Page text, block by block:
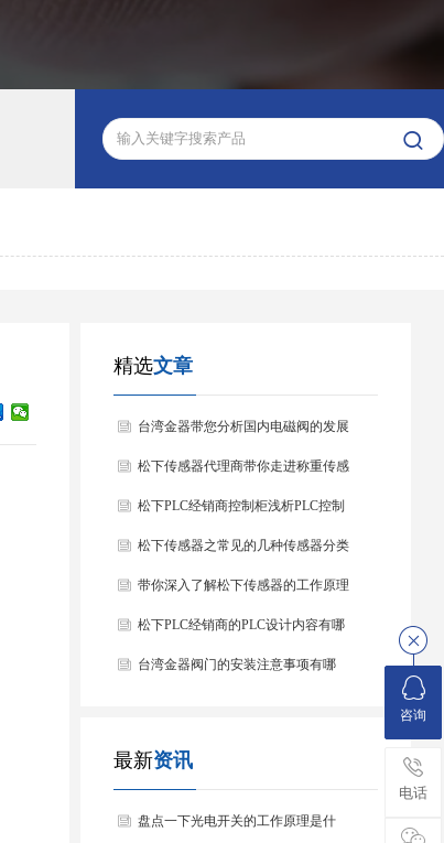

精选文章
台湾金器带您分析国内电磁阀的发展
情况
松下传感器代理商带你走进称重传感
器
松下PLC经销商控制柜浅析PLC控制
器的基本结构
松下传感器之常见的几种传感器分类
以及他们的特点
带你深入了解松下传感器的工作原理
以及分类
松下PLC经销商的PLC设计内容有哪
些？
台湾金器阀门的安装注意事项有哪
最新资讯
盘点一下光电开关的工作原理是什
咨询
电话